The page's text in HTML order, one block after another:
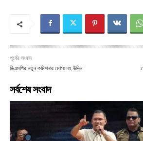
পূর্বের সংবাদ
ডিএমপির নতুন কমিশনার মোসলেহ উদ্দিন
সর্বশেষ সংবাদ